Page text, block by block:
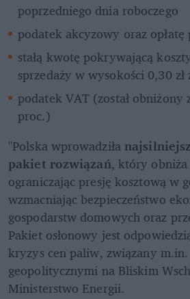
poprzedniego dnia roboczego
podatek akcyzowy oraz
stałą kwotę pokrywającą
sprzedaży w wysokości 0,30
podatek VAT (został obniżony
proc.)
"Polska wprowadziła
pakiet rozwiązań, który
ograniczając presję kosztową w
wzmacniając bezpieczeństwo
gospodarstw domowych oraz
Pakiet osłonowy jest
kryzys cen paliw, związany
geopolitycznymi na Bliskim
Ministerstwo Energii.